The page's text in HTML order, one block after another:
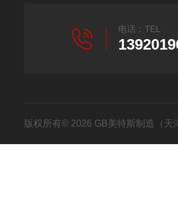
电话：TEL
版权所有© 2026 GB美特斯制造（